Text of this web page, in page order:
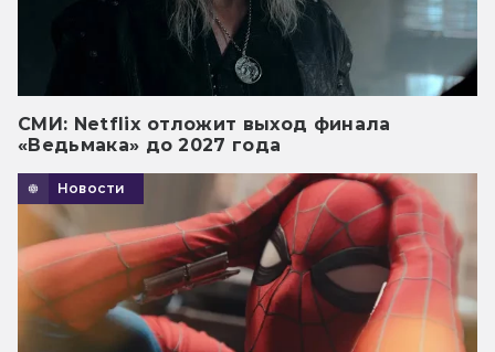
СМИ: Netflix отложит выход финала
«Ведьмака» до 2027 года
Новости